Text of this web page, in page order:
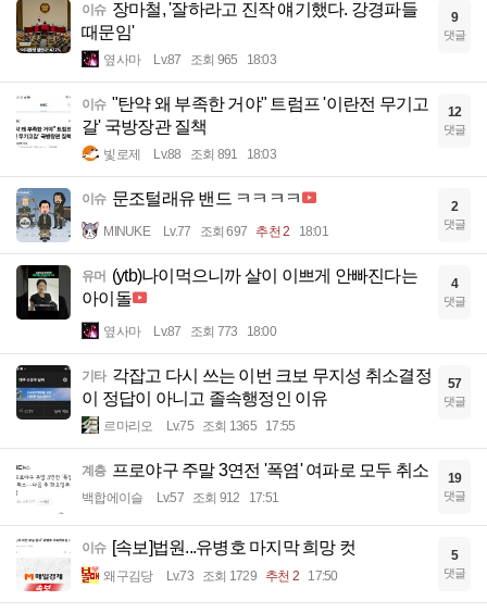
이슈 장마철, '잘하라고 진작 얘기했다. 강경파들
때문임'
옆사마 Lv.87 조회 965 18:03
9
댓글
이슈 "탄약 왜 부족한 거야" 트럼프 '이란전 무기고
갈' 국방장관 질책
빛로제 Lv.88 조회 891 18:03
12
댓글
이슈 문조털래유 밴드 ㅋㅋㅋㅋ
MINUKE Lv.77 조회 697 추천 2 18:01
2
댓글
유머 (ytb)나이먹으니까 살이 이쁘게 안빠진다는
아이돌
옆사마 Lv.87 조회 773 18:00
4
댓글
기타 각잡고 다시 쓰는 이번 크보 무지성 취소결정
이 정답이 아니고 졸속행정인 이유
르마리오 Lv.75 조회 1365 17:55
57
댓글
계층 프로야구 주말 3연전 '폭염' 여파로 모두 취소
백합에이슬 Lv.57 조회 912 17:51
19
댓글
이슈 [속보]법원...유병호 마지막 희망 컷
왜구김당 Lv.73 조회 1729 추천 2 17:50
5
댓글